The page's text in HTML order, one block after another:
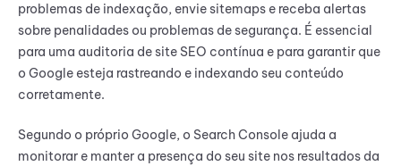
problemas de indexação, envie sitemaps e receba alertas
sobre penalidades ou problemas de segurança. É essencial
para uma auditoria de site SEO contínua e para garantir que
o Google esteja rastreando e indexando seu conteúdo
corretamente.
Segundo o próprio Google, o Search Console ajuda a
monitorar e manter a presença do seu site nos resultados da